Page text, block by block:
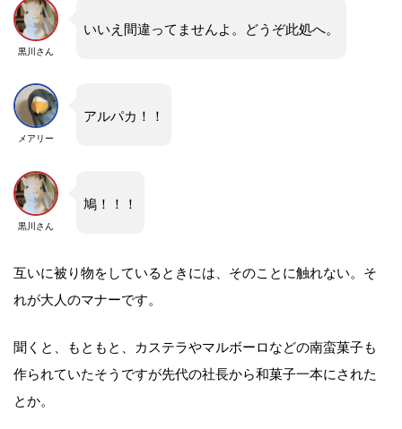
黒川さん
いいえ間違ってませんよ。どうぞ此処へ。
メアリー
アルパカ！！
黒川さん
鳩！！！
互いに被り物をしているときには、そのことに触れない。そ
れが大人のマナーです。
聞くと、もともと、カステラやマルボーロなどの南蛮菓子も
作られていたそうですが先代の社長から和菓子一本にされた
とか。